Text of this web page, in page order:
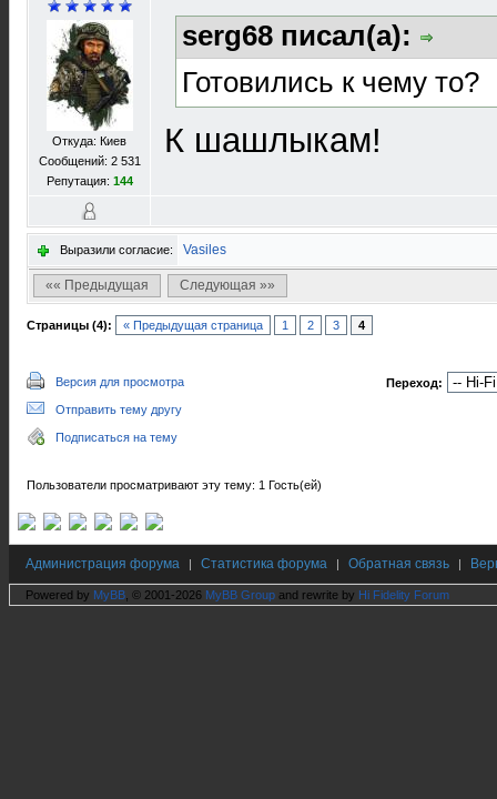
Откуда: Киев
Сообщений: 2 531
Репутация: 144
serg68 писал(а):
Готовились к чему то?
К шашлыкам!
Выразили согласие: Vasiles
«« Предыдущая Следующая »»
Страницы (4): « Предыдущая страница 1 2 3 4
Версия для просмотра
Отправить тему другу
Подписаться на тему
Переход:
Пользователи просматривают эту тему: 1 Гость(ей)
Администрация форума | Статистика форума | Обратная связь |
Powered by MyBB , © 2001-2026 MyBB Group and rewrite by Hi Fidelity Forum